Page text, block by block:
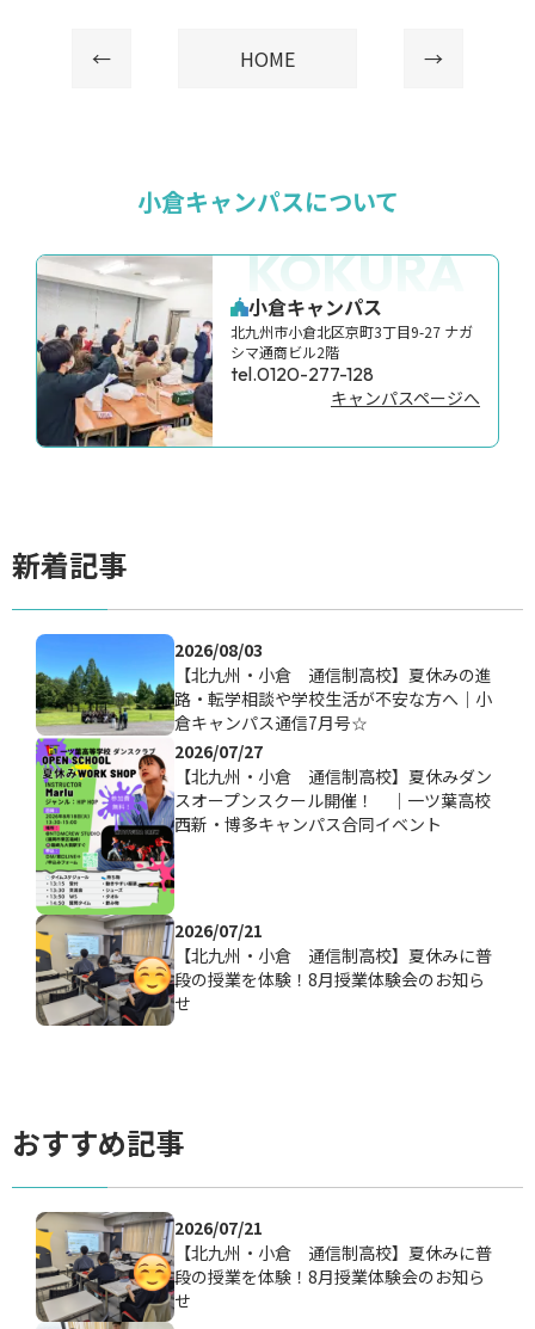
← HOME →
小倉キャンパスについて
KOKURA
小倉キャンパス
北九州市小倉北区京町3丁目9-27 ナガ
シマ通商ビル2階
tel.0120-277-128
キャンパスページへ
新着記事
2026/08/03
【北九州・小倉 通信制高校】夏休みの進
路・転学相談や学校生活が不安な方へ｜小
倉キャンパス通信7月号☆
2026/07/27
【北九州・小倉 通信制高校】夏休みダン
スオープンスクール開催！ ｜一ツ葉高校
西新・博多キャンパス合同イベント
2026/07/21
【北九州・小倉 通信制高校】夏休みに普
段の授業を体験！8月授業体験会のお知ら
せ
おすすめ記事
2026/07/21
【北九州・小倉 通信制高校】夏休みに普
段の授業を体験！8月授業体験会のお知ら
せ